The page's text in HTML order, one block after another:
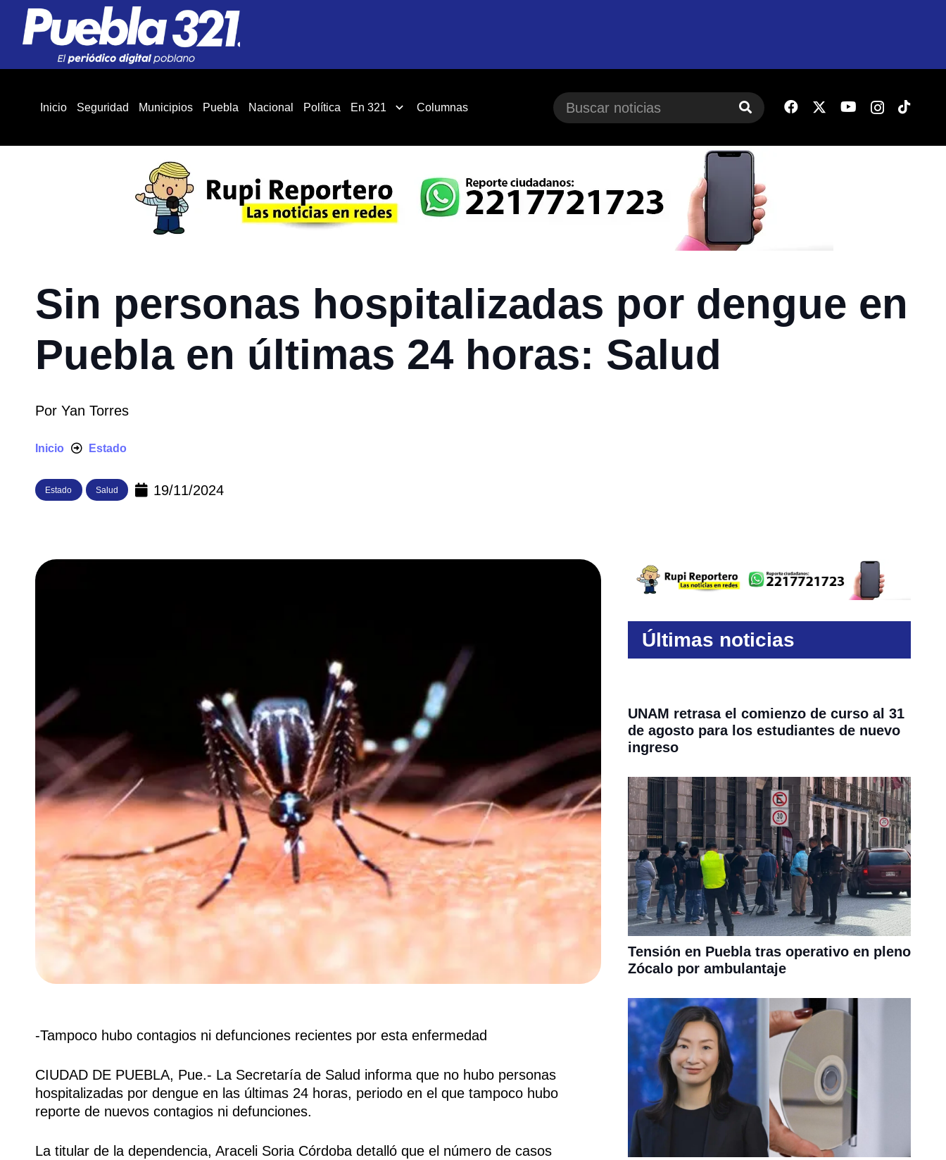
Inicio Seguridad Municipios Puebla Nacional Política En 321 Columnas
Sin personas hospitalizadas por dengue en
Puebla en últimas 24 horas: Salud
Por Yan Torres
Inicio Estado
Estado Salud 19/11/2024
-Tampoco hubo contagios ni defunciones recientes por esta enfermedad
CIUDAD DE PUEBLA, Pue.- La Secretaría de Salud informa que no hubo personas
hospitalizadas por dengue en las últimas 24 horas, periodo en el que tampoco hubo
reporte de nuevos contagios ni defunciones.
La titular de la dependencia, Araceli Soria Córdoba detalló que el número de casos
Últimas noticias
UNAM retrasa el comienzo de curso al 31
de agosto para los estudiantes de nuevo
ingreso
Tensión en Puebla tras operativo en pleno
Zócalo por ambulantaje